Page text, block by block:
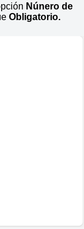
Núnero de
Obligatorio.